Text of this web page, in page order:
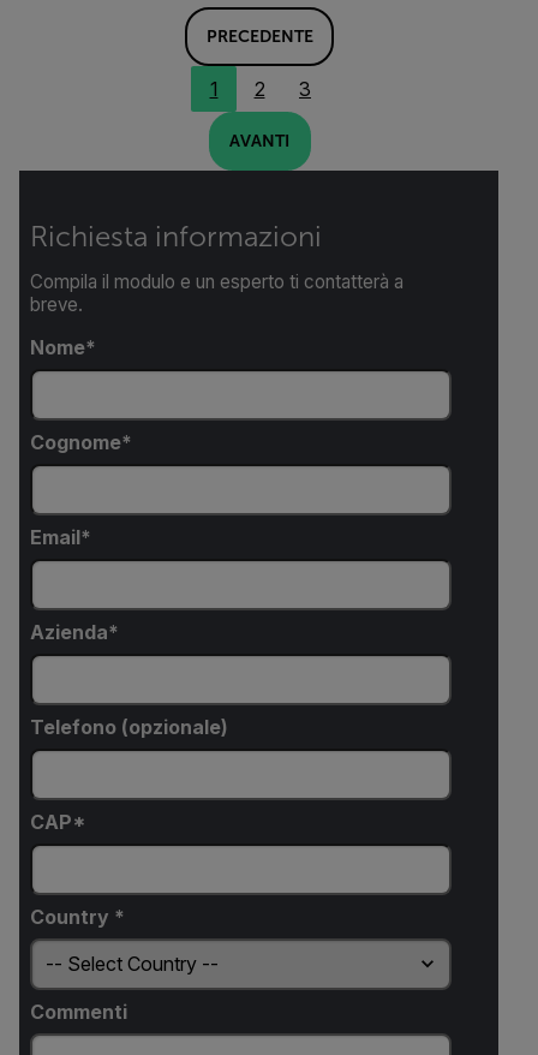
PRECEDENTE
1 2 3
AVANTI
Richiesta informazioni
Compila il modulo e un esperto ti contatterà a
breve.
Nome
Cognome
Email
Azienda
Telefono (opzionale)
CAP*
Country *
Commenti